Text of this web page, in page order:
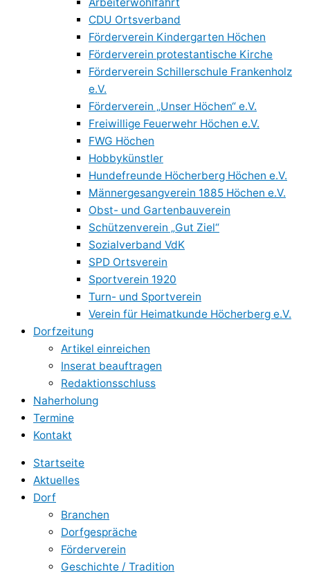
CDU Ortsverband
Förderverein Kindergarten Höchen
Förderverein protestantische Kirche
Förderverein Schillerschule Frankenholz
e.V.
Förderverein „Unser Höchen“ e.V.
Freiwillige Feuerwehr Höchen e.V.
FWG Höchen
Hobbykünstler
Hundefreunde Höcherberg Höchen e.V.
Männergesangverein 1885 Höchen e.V.
Obst- und Gartenbauverein
Schützenverein „Gut Ziel“
Sozialverband VdK
SPD Ortsverein
Sportverein 1920
Turn- und Sportverein
Verein für Heimatkunde Höcherberg e.V.
Dorfzeitung
Artikel einreichen
Inserat beauftragen
Redaktionsschluss
Naherholung
Termine
Kontakt
Startseite
Aktuelles
Dorf
Branchen
Dorfgespräche
Förderverein
Geschichte / Tradition